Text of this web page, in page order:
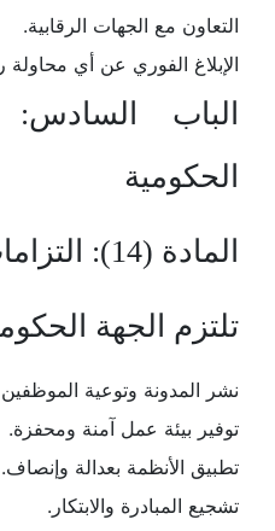
التعاون مع الجهات الرقابية.
الإبلاغ الفوري عن أي
الباب السادس:
الحكومية
المادة (14): التزامات الجهة
تلتزم الجهة
نشر المدونة وتوعية الموظفين
توفير بيئة عمل آمنة ومحفزة.
تطبيق الأنظمة بعدالة وإنصاف.
تشجيع المبادرة والابتكار.